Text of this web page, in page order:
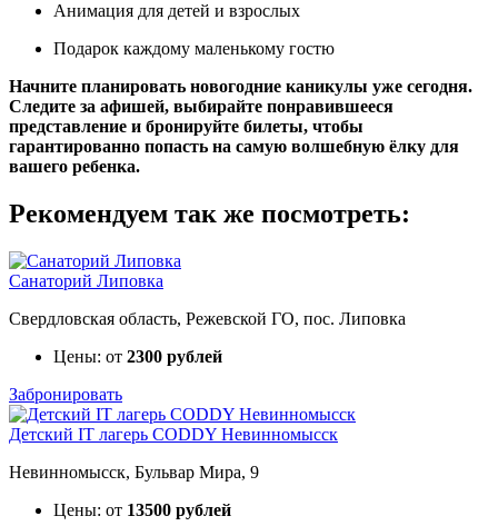
Анимация для детей и взрослых
Подарок каждому маленькому гостю
Начните планировать новогодние каникулы уже сегодня.
Следите за афишей, выбирайте понравившееся
представление и бронируйте билеты, чтобы
гарантированно попасть на самую волшебную ёлку для
вашего ребенка.
Рекомендуем так же посмотреть:
Санаторий Липовка
Свердловская область, Режевской ГО, пос. Липовка
Цены: от 2300 рублей
Забронировать
Детский IT лагерь CODDY Невинномысск
Невинномысск, Бульвар Мира, 9
Цены: от 13500 рублей